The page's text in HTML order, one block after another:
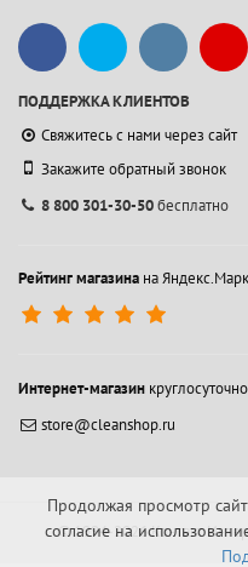
ПОДДЕРЖКА КЛИЕНТОВ
Свяжитесь с нами через сайт
Закажите обратный звонок
8 800 301-30-50бесплатно
Рейтинг магазина на
Интернет-магазин круглосуточно
store@cleanshop.ru
© 1994-2026 Контакт
Продолжая просмотр
согласие на